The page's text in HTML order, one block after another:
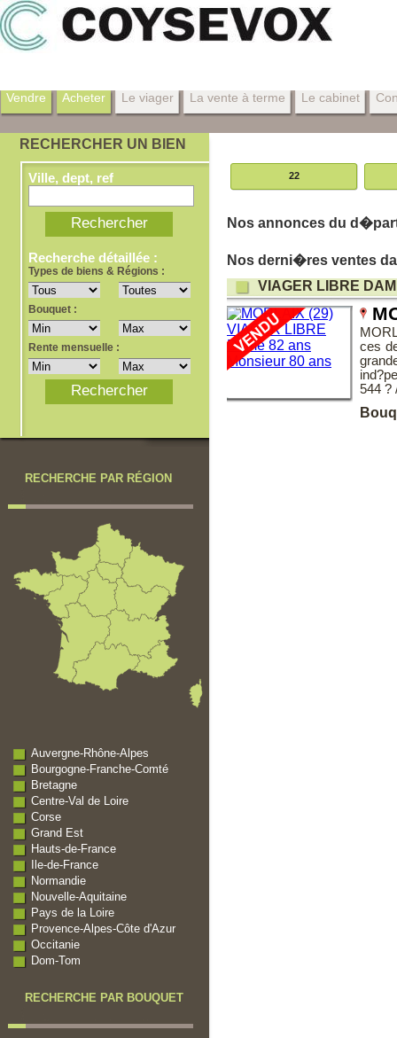
Vendre Acheter Le viager La vente à terme Le cabinet
RECHERCHER UN BIEN
Ville, dept, ref
Recherche détaillée :
Types de biens & Régions :
Bouquet :
Rente mensuelle :
RECHERCHE PAR RÉGION
Auvergne-Rhône-Alpes
Bourgogne-Franche-Comté
Bretagne
Centre-Val de Loire
Corse
Grand Est
Hauts-de-France
Ile-de-France
Normandie
Nouvelle-Aquitaine
Pays de la Loire
Provence-Alpes-Côte d'Azur
Occitanie
Dom-Tom
RECHERCHE PAR BOUQUET
22
Nos annonces du
Nos derni�res ventes
VIAGER LIBRE
ces
544 ?